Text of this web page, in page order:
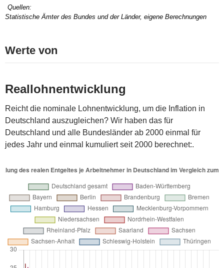
Quellen:
Statistische Ämter des Bundes und der Länder, eigene Berechnungen
Werte von
Reallohnentwicklung
Reicht die nominale Lohnentwicklung, um die Inflation in
Deutschland auszugleichen? Wir haben das für
Deutschland und alle Bundesländer ab 2000 einmal für
jedes Jahr und einmal kumuliert seit 2000 berechnet:.